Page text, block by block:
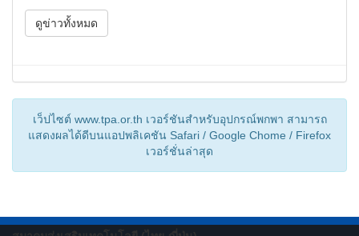
ดูข่าวทั้งหมด
เว็ปไซต์ www.tpa.or.th เวอร์ชันสำหรับอุปกรณ์พกพา สามารถ
แสดงผลได้ดีบนแอปพลิเคชัน Safari / Google Chome / Firefox
เวอร์ชั่นล่าสุด